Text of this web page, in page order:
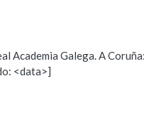
Propoño mellorar a
Academia Galega. A
<data>]